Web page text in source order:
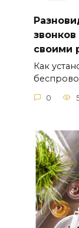
своими
Как
0